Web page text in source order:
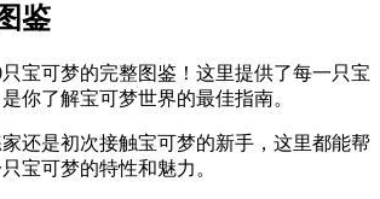
鉴
宝可梦的完整图鉴！这里提供了每一只宝
你了解宝可梦世界的最佳指南。
还是初次接触宝可梦的新手，这里都能帮
宝可梦的特性和魅力。